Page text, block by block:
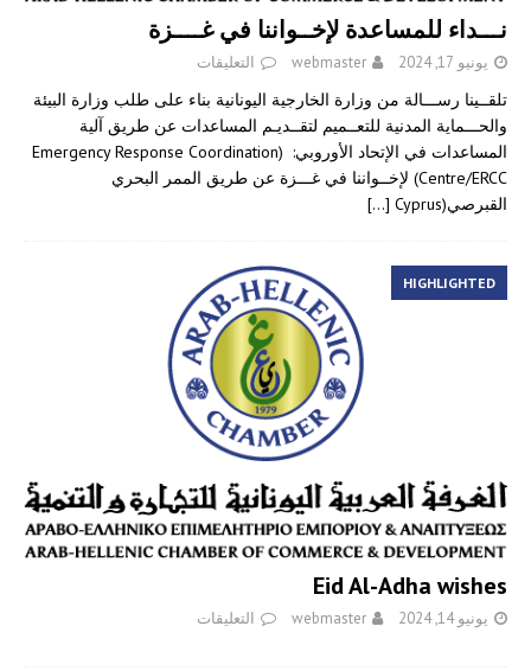
نـــداء للمساعدة لإخــواننا في غــــزة
يونيو 17, 2024 webmaster التعليقات
تلقــينا رســـالة من وزارة الخارجية اليونانية بناء على طلب وزارة البيئة
والحـــماية المدنية للتعــميم لتقــديـم المساعدات عن طريق آلية
المساعدات في الإتحاد الأوروبي: (Emergency Response Coordination
Centre/ERCC) لإخــواننا في غـــزة عن طريق الممر البحري
القبرصي(Cyprus
[…]
HIGHLIGHTED
Eid Al-Adha wishes
يونيو 14, 2024 webmaster التعليقات